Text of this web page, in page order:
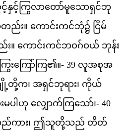
ငနင ကလတမသရငဘ
တည်း။ ကငကငဘုံ၌ ငမ
်း။ ကငကငဘဝဂဝယ ဘန
က ကြ၏။- 39 လအစအ
တက၊ အရငဘရား၊ ကယ
မပ ဟ လက ကသော်၊- 40
ကား၊ ဤသတသည တတ